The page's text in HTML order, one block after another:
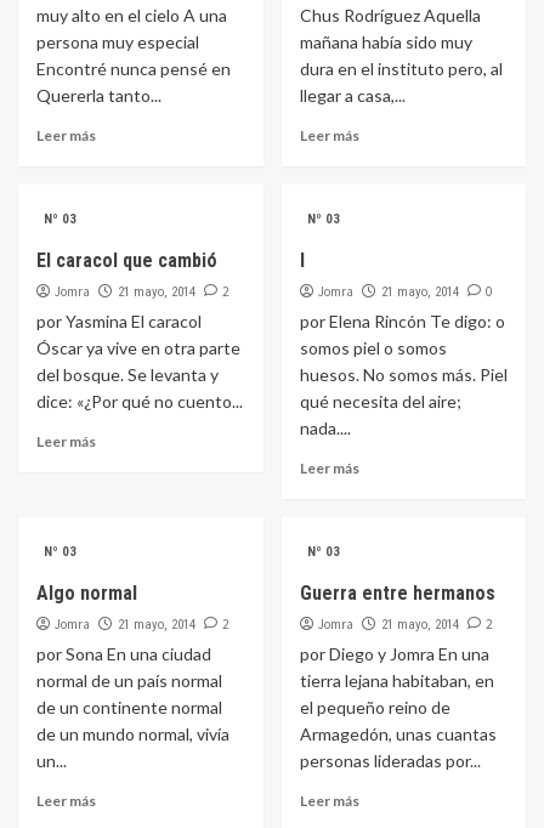
muy alto en el cielo A una
persona muy especial
Encontré nunca pensé en
Quererla tanto...
Leer más
Chus Rodríguez Aquella
mañana había sido muy
dura en el instituto pero, al
llegar a casa,...
Leer más
Nº 03
El caracol que cambió
Jomra 21 mayo, 2014 2
por Yasmina El caracol
Óscar ya vive en otra parte
del bosque. Se levanta y
dice: «¿Por qué no cuento...
Leer más
Nº 03
I
Jomra 21 mayo, 2014 0
por Elena Rincón Te digo: o
somos piel o somos
huesos. No somos más. Piel
qué necesita del aire;
nada....
Leer más
Nº 03
Algo normal
Jomra 21 mayo, 2014 2
por Sona En una ciudad
normal de un país normal
de un continente normal
de un mundo normal, vivía
un...
Leer más
Nº 03
Guerra entre hermanos
Jomra 21 mayo, 2014 2
por Diego y Jomra En una
tierra lejana habitaban, en
el pequeño reino de
Armagedón, unas cuantas
personas lideradas por...
Leer más